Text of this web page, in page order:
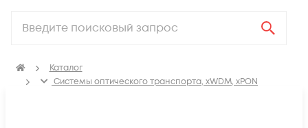
Каталог
Системы оптического транспорта, xWDM, xPON